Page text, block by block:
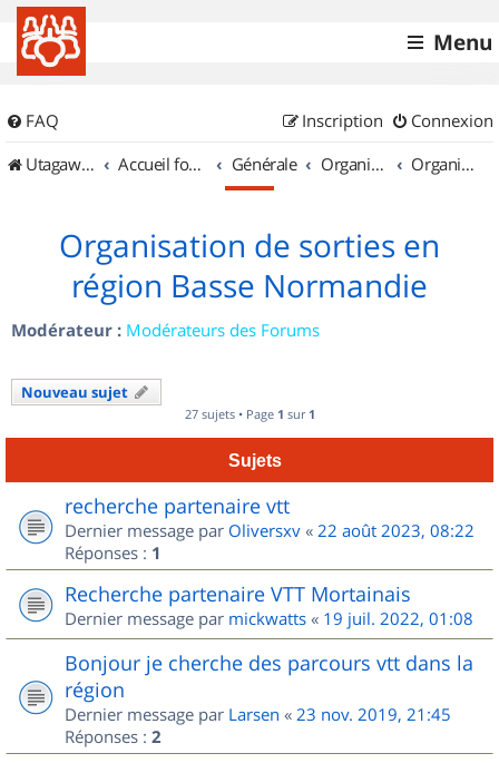
Menu
FAQ Connexion
Inscription
UtagawaVTT (Randos VTT et VTTAE avec traces GPS)
Accueil forum Générale Organisation de sorties & Recherche de partenaires Organisation de sorties en région Basse Normandie
Organisation de sorties en
région Basse Normandie
Modérateur : Modérateurs des Forums
Nouveau sujet
27 sujets • Page 1 sur 1
Sujets
recherche partenaire vtt
Dernier message par Oliversxv « 22 août 2023, 08:22
Réponses : 1
Recherche partenaire VTT Mortainais
Dernier message par mickwatts « 19 juil. 2022, 01:08
Bonjour je cherche des parcours vtt dans la
région
Dernier message par Larsen « 23 nov. 2019, 21:45
Réponses : 2